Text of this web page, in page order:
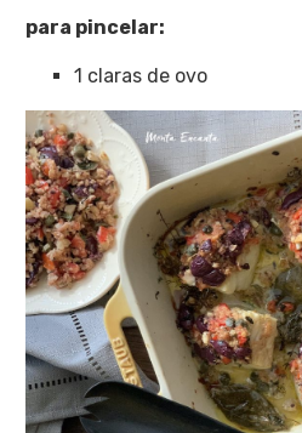
para pincelar:
1 claras de ovo